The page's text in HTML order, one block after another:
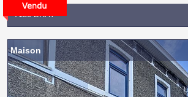
7130 BRAY
Maison